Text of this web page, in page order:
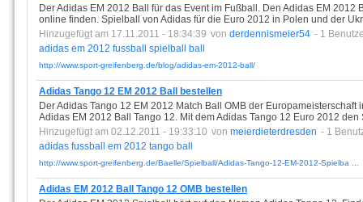
Der Adidas EM 2012 Ball für das Event im Fußball. Den Adidas EM
online finden. Spielball von Adidas für die Euro 2012 in Polen und der
Hinzugefügt am 17.11.2011 - 18:34:39 von derdennismeier54 - 1
adidas em 2012 fussball spielball ball
http://www.sport-greifenberg.de/blog/adidas-em-2012-ball/
Adidas Tango 12 EM 2012 Ball bestellen
Der Adidas Tango 12 EM 2012 Match Ball OMB der
Adidas EM 2012 Ball Tango 12. Mit dem Adidas Tango 12 Euro 2012
Hinzugefügt am 02.12.2011 - 19:33:10 von meierdieterdresden - 1
adidas fussball em 2012 tango ball
http://www.sport-greifenberg.de/Baelle/Spielball/Adidas-Tango-12-EM-2012-Spielba ...
Adidas EM 2012 Ball Tango 12 OMB bestellen